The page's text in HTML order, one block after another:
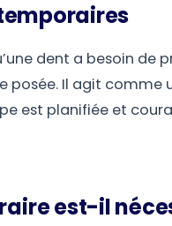
dent a besoin de
posée. Il agit comme
est planifiée et
est-il